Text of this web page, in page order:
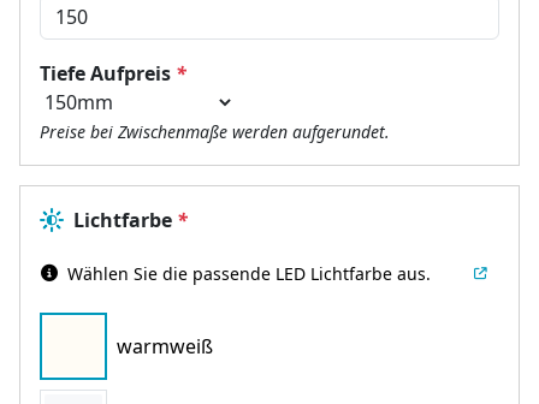
Tiefe Aufpreis *
Preise bei Zwischenmaße werden aufgerundet.
Lichtfarbe *
Wählen Sie die passende LED Lichtfarbe aus.
warmweiß